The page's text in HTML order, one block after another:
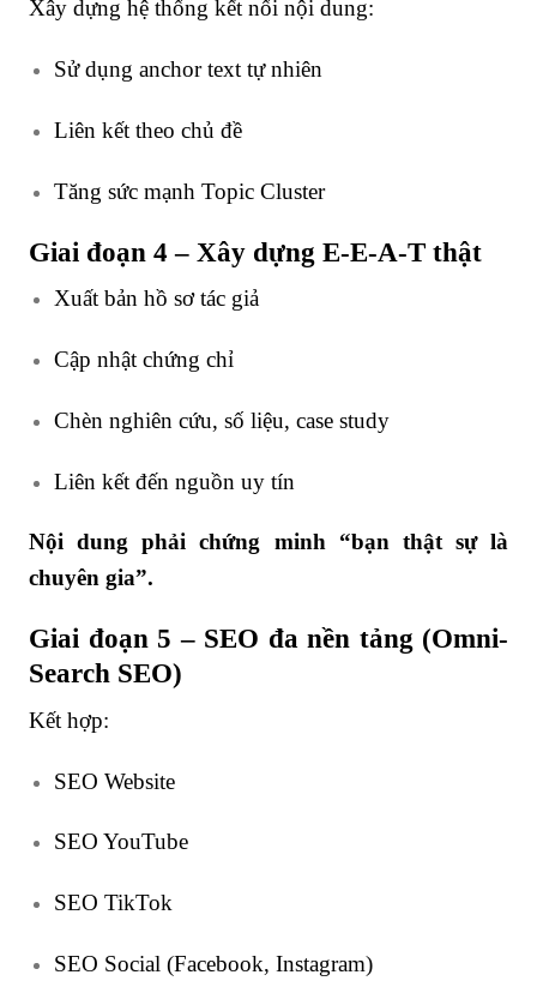
Xây dựng hệ thống kết nối nội dung:
Sử dụng anchor text tự nhiên
Liên kết theo chủ đề
Tăng sức mạnh Topic Cluster
Giai đoạn 4 – Xây dựng E-E-A-T thật
Xuất bản hồ sơ tác giả
Cập nhật chứng chỉ
Chèn nghiên cứu, số liệu, case study
Liên kết đến nguồn uy tín
Nội dung phải chứng minh “bạn thật sự là
chuyên gia”.
Giai đoạn 5 – SEO đa nền tảng (Omni-
Search SEO)
Kết hợp:
SEO Website
SEO YouTube
SEO TikTok
SEO Social (Facebook, Instagram)